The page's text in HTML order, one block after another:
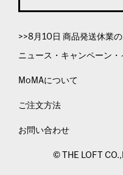
>>8月10日 商品発送休業
ニュース・キャンペーン・
MoMAについて
ご注文方法
お問い合わせ
© THE LOFT